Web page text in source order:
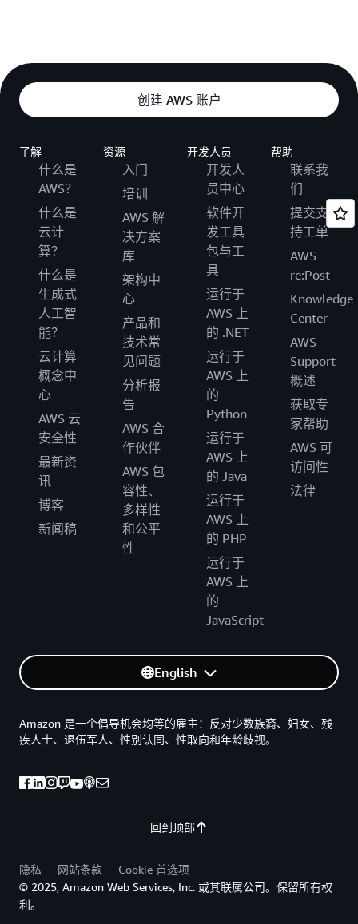
创建 AWS 账户
了解
什么是
AWS？
什么是
云计
算？
什么是
生成式
人工智
能？
云计算
概念中
心
AWS 云
安全性
最新资
讯
博客
新闻稿
资源
入门
培训
AWS 解
决方案
库
架构中
心
产品和
技术常
见问题
分析报
告
AWS 合
作伙伴
AWS 包
容性、
多样性
和公平
性
开发人员
开发人
员中心
软件开
发工具
包与工
具
运行于
AWS 上
的 .NET
运行于
AWS 上
的
Python
运行于
AWS 上
的 Java
运行于
AWS 上
的 PHP
运行于
AWS 上
的
JavaScript
帮助
联系我
们
提交支
持工单
AWS
re:Post
Knowledge
Center
AWS
Support
概述
获取专
家帮助
AWS 可
访问性
法律
English
回到顶部
Amazon 是一个倡导机会均等的雇主：反对少数族裔、妇女、残
疾人士、退伍军人、性别认同、性取向和年龄歧视。
隐私 网站条款
Cookie 首选项
© 2025, Amazon Web Services, Inc. 或其联属公司。保留所有权
利。